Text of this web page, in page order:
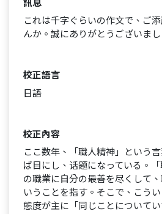
これは千字ぐらいの作文で、ご
んか。誠にありがとうございま
校正語言
日語
校正內容
ここ数年、「職人精神」という
ば目にし、话题になっている。
の職業に自分の最善を尽くして
いうことを指す。そこで、こう
態度が主に「同じことについて